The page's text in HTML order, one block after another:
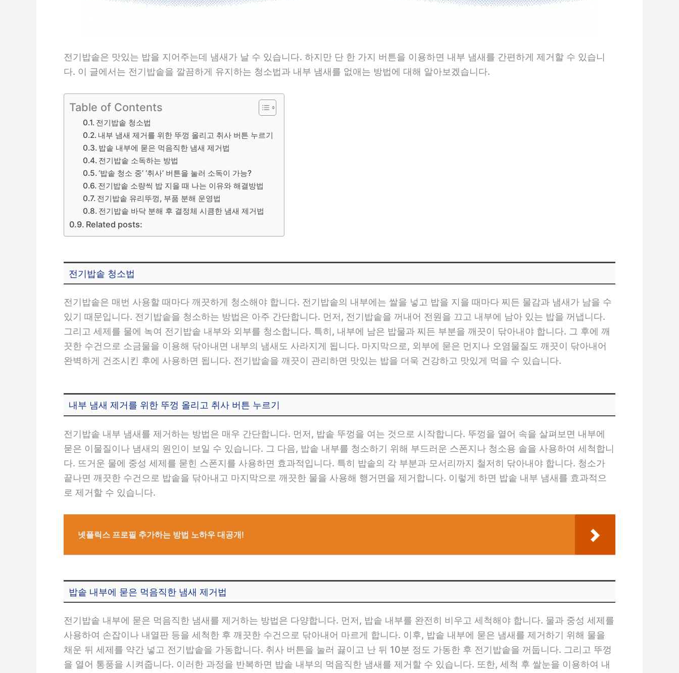
전기밥솥은 맛있는 밥을 지어주는데 냄새가 날 수 있습니다. 하지만 단 한 가지 버튼을 이용하면 내부 냄새를 간편하게 제거할 수 있습니
다. 이 글에서는 전기밥솥을 깔끔하게 유지하는 청소법과 내부 냄새를 없애는 방법에 대해 알아보겠습니다.
Table of Contents
전기밥솥 청소법
내부 냄새 제거를 위한 뚜껑 올리고 취사 버튼 누르기
밥솥 내부에 묻은 먹음직한 냄새 제거법
전기밥솥 소독하는 방법
‘밥솥 청소 중’ ‘취사’ 버튼을 눌러 소독이 가능?
전기밥솥 소량씩 밥 지을 때 나는 이유와 해결방법
전기밥솥 유리뚜껑, 부품 분해 운영법
전기밥솥 바닥 분해 후 결정체 시큼한 냄새 제거법
Related posts:
전기밥솥 청소법
전기밥솥은 매번 사용할 때마다 깨끗하게 청소해야 합니다. 전기밥솥의 내부에는 쌀을 넣고 밥을 지을 때마다 찌든 물감과 냄새가 남을 수
있기 때문입니다. 전기밥솥을 청소하는 방법은 아주 간단합니다. 먼저, 전기밥솥을 꺼내어 전원을 끄고 내부에 남아 있는 밥을 꺼냅니다.
그리고 세제를 물에 녹여 전기밥솥 내부와 외부를 청소합니다. 특히, 내부에 남은 밥물과 찌든 부분을 깨끗이 닦아내야 합니다. 그 후에 깨
끗한 수건으로 소금물을 이용해 닦아내면 내부의 냄새도 사라지게 됩니다. 마지막으로, 외부에 묻은 먼지나 오염물질도 깨끗이 닦아내어
완벽하게 건조시킨 후에 사용하면 됩니다. 전기밥솥을 깨끗이 관리하면 맛있는 밥을 더욱 건강하고 맛있게 먹을 수 있습니다.
내부 냄새 제거를 위한 뚜껑 올리고 취사 버튼 누르기
전기밥솥 내부 냄새를 제거하는 방법은 매우 간단합니다. 먼저, 밥솥 뚜껑을 여는 것으로 시작합니다. 뚜껑을 열어 속을 살펴보면 내부에
묻은 이물질이나 냄새의 원인이 보일 수 있습니다. 그 다음, 밥솥 내부를 청소하기 위해 부드러운 스폰지나 청소용 솔을 사용하여 세척합니
다. 뜨거운 물에 중성 세제를 묻힌 스폰지를 사용하면 효과적입니다. 특히 밥솥의 각 부분과 모서리까지 철저히 닦아내야 합니다. 청소가
끝나면 깨끗한 수건으로 밥솥을 닦아내고 마지막으로 깨끗한 물을 사용해 행거면을 제거합니다. 이렇게 하면 밥솥 내부 냄새를 효과적으
로 제거할 수 있습니다.
넷플릭스 프로필 추가하는 방법 노하우 대공개!
밥솥 내부에 묻은 먹음직한 냄새 제거법
전기밥솥 내부에 묻은 먹음직한 냄새를 제거하는 방법은 다양합니다. 먼저, 밥솥 내부를 완전히 비우고 세척해야 합니다. 물과 중성 세제를
사용하여 손잡이나 내열판 등을 세척한 후 깨끗한 수건으로 닦아내어 마르게 합니다. 이후, 밥솥 내부에 묻은 냄새를 제거하기 위해 물을
채운 뒤 세제를 약간 넣고 전기밥솥을 가동합니다. 취사 버튼을 눌러 끓이고 난 뒤 10분 정도 가동한 후 전기밥솥을 꺼둡니다. 그리고 뚜껑
을 열어 통풍을 시켜줍니다. 이러한 과정을 반복하면 밥솥 내부의 먹음직한 냄새를 제거할 수 있습니다. 또한, 세척 후 쌀눈을 이용하여 내